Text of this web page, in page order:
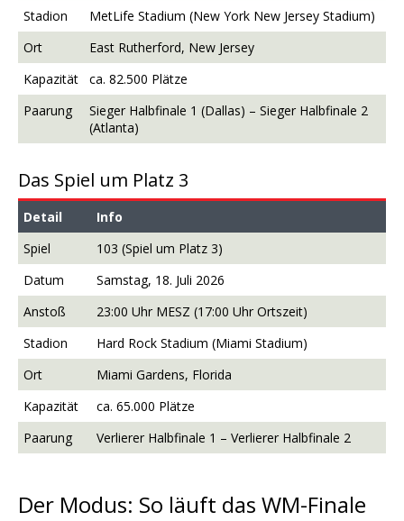
Stadion
MetLife Stadium (New York New Jersey Stadium)
Ort
East Rutherford, New Jersey
Kapazität
ca. 82.500 Plätze
Paarung
Sieger Halbfinale 1 (Dallas) – Sieger Halbfinale 2
(Atlanta)
Das Spiel um Platz 3
Detail
Info
Spiel
103 (Spiel um Platz 3)
Datum
Samstag, 18. Juli 2026
Anstoß
23:00 Uhr MESZ (17:00 Uhr Ortszeit)
Stadion
Hard Rock Stadium (Miami Stadium)
Ort
Miami Gardens, Florida
Kapazität
ca. 65.000 Plätze
Paarung
Verlierer Halbfinale 1 – Verlierer Halbfinale 2
Der Modus: So läuft das WM-Finale